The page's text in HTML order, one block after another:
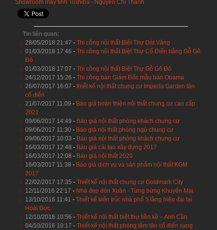
Showroom máy tính Toshiba - Nguyễn Chí Thanh
Tin liên quan:
28/05/2018 21:47 - Thi công nội thất Biệt Thự Dát Vàng
01/03/2018 17:46 - Thi công nội thất Biệt Thự Cổ Điển bằng Gỗ Gõ
Đỏ
01/03/2018 17:07 - Thi công nội thất Biệt Thự Gỗ Gõ Đỏ
24/12/2017 15:26 - Thi công bàn Giám Đốc mẫu bàn Obama
26/07/2017 16:07 - thiết kế nội thất chung cư Imperia Garden tân
cổ điển
21/07/2017 11:09 - Báo giá hoàn thiện nội thất chung cư cao cấp
2021
09/06/2017 14:49 - Báo giá nội thất phòng khách chung cư
09/06/2017 11:30 - Báo giá nội thất phòng ngủ chung cư
09/06/2017 10:03 - Báo giá nội thất phòng khách chung cư
16/03/2017 12:48 - Báo giá cải tạo xây dựng 2017
16/03/2017 12:08 - Báo giá nội thất 2020
16/03/2017 11:38 - Báo giá dịch vụ và sản phẩm nội thất KGM
2017
22/02/2017 17:35 - Thiết kế nội thất chung cư Goldmark City
12/11/2016 22:17 - Nhà đẹp đón Xuân - Tưng bừng Khuyến Mại
13/10/2016 11:41 - Thiết kế kiến trúc nhà phố 5 tầng hiện đại tại
Hoài Đức
12/10/2016 10:56 - Thiết kế nội thất biệt thự liền kề – Anh Cần
04/10/2016 10:17 - Thiết kế nội thất phòng tắm tân cổ điển sang